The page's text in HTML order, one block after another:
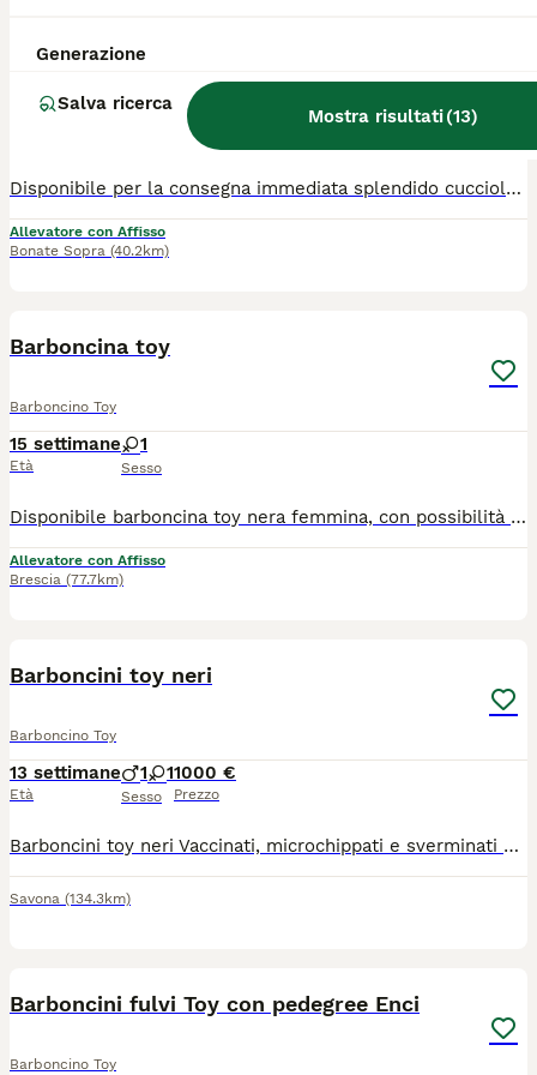
Generazione
Salva ricerca
Mostra risultati(13)
4 mesi 1 2500 €
Disponibile per la consegna immediata splendido cucciolo maschio da compagnia di Barbone di colore fulvo, nato il 18 marzo 2026.Il cucciolo vanta una genealogia d'eccellenza assoluta, frutto di un accoppiamento mirato per salute e morfologia: nato da monta esterna con stallone Campione e madre figlia di campioni. È cresciuto in ambiente familiare, è perfettamente socializzato ed è ideale per la vita in appartamento. Viene ceduto solo a veri amanti della razza con la massima garanzia legale, sanitaria e certificativa. Il cucciolo viene consegnato completo di: Pedigree ENCI d'alta genealogia (linea di sangue ricca di campioni) Microchip inserito e iscrizione all'Anagrafe Canina Regionale Libretto sanitario con ciclo di vaccinazioni completo e trattamenti antiparassitari eseguiti Pacchetto test genetici Laboklin (eseguito ed esente da patologie ereditarie tipiche della razza) Genitori entrambi di taglia Toy. La madre è visibile in loco insieme al cucciolo, mentre per il padre e i nonni campioni è disponibile tutta la documentazione ufficiale e le foto. Ottime aspettative di crescita. Prezzo impegnativo, strettamente correlato all'altissimo valore genetico, alla salute e alle certificazioni del cucciolo. Massima serietà. Ci troviamo in provincia di Bergamo. Per informazioni, foto o per fissare un appuntamento per conoscerlo, contattatemi via telefono o WhatsApp
Allevatore con Affisso
Bonate Sopra (40.2km)
Barboncina toy
Barboncino Toy
15 settimane
Età
1
Sesso
Disponibile barboncina toy nera femmina, con possibilità di consegna. Nata il 19/4/26 da genitori toy.
Allevatore con Affisso
Brescia (77.7km)
Barboncini toy neri
Barboncino Toy
13 settimane
Età
1 1
Sesso
1000 €
Prezzo
Barboncini toy neri Vaccinati, microchippati e sverminati Certificato genealogico allianz 12 mesi di garanzia su malattie invalidanti 2 mesi Visibile in allevamento e videochiamata Disponibile da subito anche consegna Maschio 1000€ Femmina 1300€
Savona (134.3km)
Barboncini fulvi Toy con pedegree Enci
Barboncino Toy